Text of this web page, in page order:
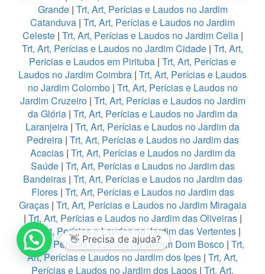
Grande| Trt, Art, Perícias e Laudos no Jardim
Catanduva | Trt, Art, Perícias e Laudos no Jardim
Celeste| Trt, Art, Perícias e Laudos no Jardim Celia|
Trt, Art, Perícias e Laudos no Jardim Cidade | Trt, Art,
Perícias e Laudos em Pirituba | Trt, Art, Perícias e
Laudos no Jardim Coimbra | Trt, Art, Perícias e Laudos
no Jardim Colombo| Trt, Art, Perícias e Laudos no
Jardim Cruzeiro| Trt, Art, Perícias e Laudos no Jardim
da Glória| Trt, Art, Perícias e Laudos no Jardim da
Laranjeira | Trt, Art, Perícias e Laudos no Jardim da
Pedreira| Trt, Art, Perícias e Laudos no Jardim das
Acacias| Trt, Art, Perícias e Laudos no Jardim da
Saúde| Trt, Art, Perícias e Laudos no Jardim das
Bandeiras| Trt, Art, Perícias e Laudos no Jardim das
Flores| Trt, Art, Perícias e Laudos no Jardim das
Graças| Trt, Art, Perícias e Laudos no Jardim Miragaia
| Trt, Art, Perícias e Laudos no Jardim das Oliveiras|
Trt, Art, Perícias e Laudos no Jardim das Vertentes|
Trt, Art, Perícias e Laudos no Jardim Dom Bosco| Trt,
Art, Perícias e Laudos no Jardim dos Ipes | Trt, Art,
Perícias e Laudos no Jardim dos Lagos | Trt, Art,
1